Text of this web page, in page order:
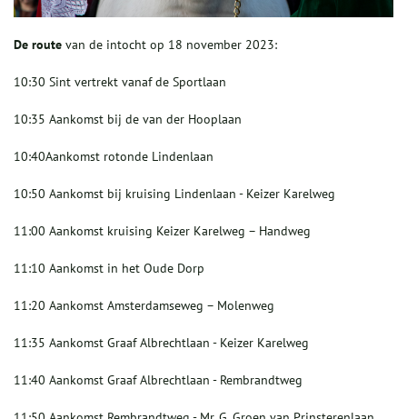
De route van de intocht op 18 november 2023:
10:30 ​Sint vertrekt vanaf de Sportlaan
10:35 ​Aankomst bij de van der Hooplaan
10:40​Aankomst rotonde Lindenlaan
10:50 ​Aankomst bij kruising Lindenlaan - Keizer Karelweg
11:00 ​Aankomst kruising Keizer Karelweg – Handweg
11:10 ​Aankomst in het Oude Dorp
11:20 ​Aankomst Amsterdamseweg – Molenweg
11:35 ​Aankomst Graaf Albrechtlaan - Keizer Karelweg
11:40 ​Aankomst Graaf Albrechtlaan - Rembrandtweg